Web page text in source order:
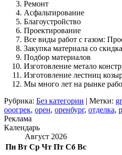
Ремонт
Асфальтирование
Благоустройство
Проектирование
Все виды работ с газом:
Закупка материала со
Подбор материалов
Изготовление метало
Изготовление лестниц
Мы много лет на рынке
Рубрика: Без категории | Метки:
ооогрек, орен, оренбург, отделка,
Реклама
Календарь
Август 2026
Пн Вт Ср Чт Пт Сб Вс